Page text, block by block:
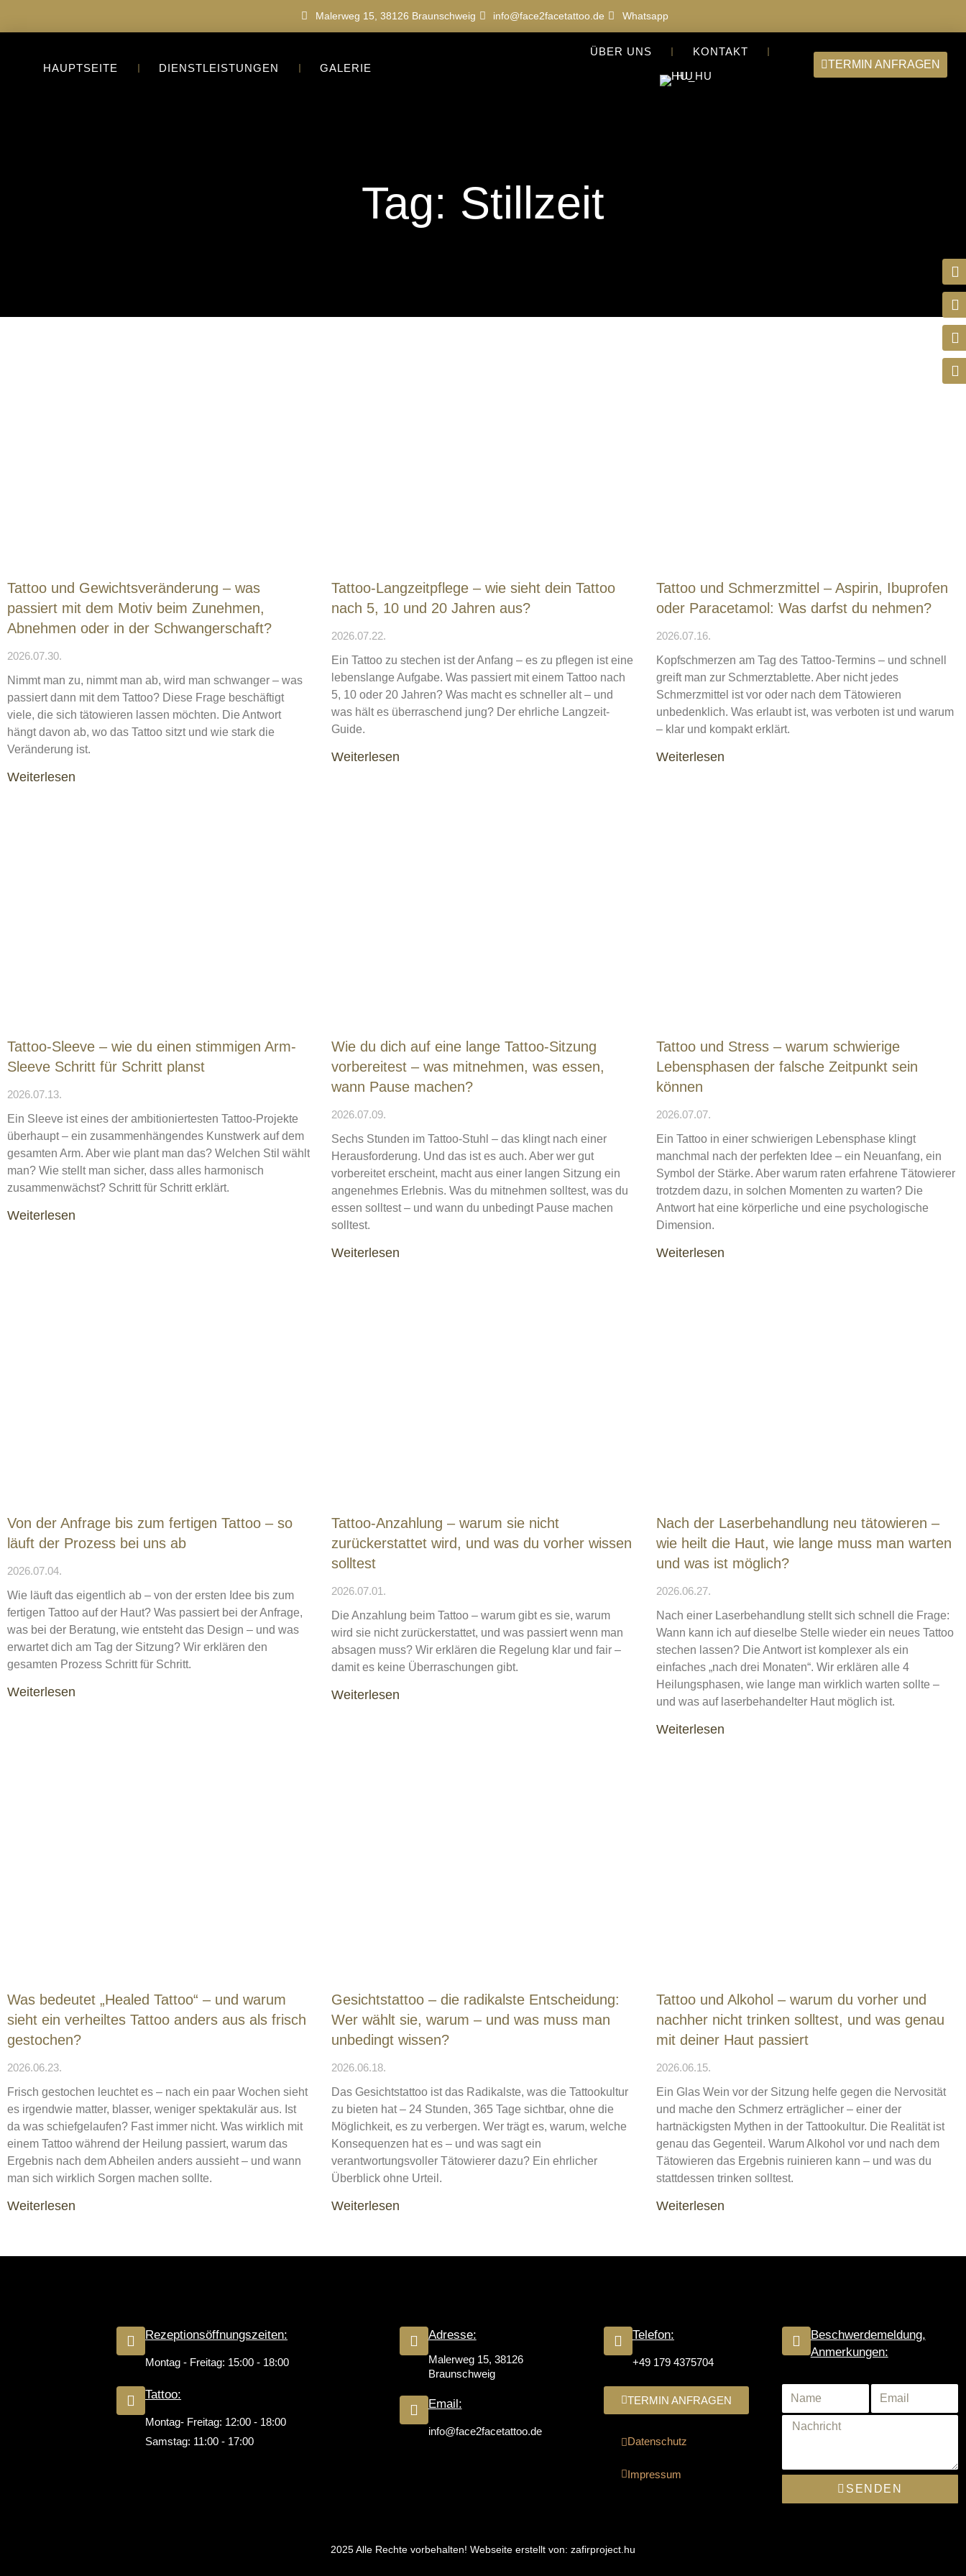
Malerweg 15, 38126 Braunschweig info@face2facetattoo.de Whatsapp
HAUPTSEITE DIENSTLEISTUNGEN GALERIE
ÜBER UNS
KONTAKT
HU
TERMIN ANFRAGEN
Tag: Stillzeit
Tattoo und Gewichtsveränderung – was
passiert mit dem Motiv beim Zunehmen,
Abnehmen oder in der Schwangerschaft?
2026.07.30.
Nimmt man zu, nimmt man ab, wird man schwanger – was
passiert dann mit dem Tattoo? Diese Frage beschäftigt
viele, die sich tätowieren lassen möchten. Die Antwort
hängt davon ab, wo das Tattoo sitzt und wie stark die
Veränderung ist.
Weiterlesen
Tattoo-Langzeitpflege – wie sieht dein Tattoo
nach 5, 10 und 20 Jahren aus?
2026.07.22.
Ein Tattoo zu stechen ist der Anfang – es zu pflegen ist eine
lebenslange Aufgabe. Was passiert mit einem Tattoo nach
5, 10 oder 20 Jahren? Was macht es schneller alt – und
was hält es überraschend jung? Der ehrliche Langzeit-
Guide.
Weiterlesen
Tattoo und Schmerzmittel – Aspirin, Ibuprofen
oder Paracetamol: Was darfst du nehmen?
2026.07.16.
Kopfschmerzen am Tag des Tattoo-Termins – und schnell
greift man zur Schmerztablette. Aber nicht jedes
Schmerzmittel ist vor oder nach dem Tätowieren
unbedenklich. Was erlaubt ist, was verboten ist und warum
– klar und kompakt erklärt.
Weiterlesen
Tattoo-Sleeve – wie du einen stimmigen Arm-
Sleeve Schritt für Schritt planst
2026.07.13.
Ein Sleeve ist eines der ambitioniertesten Tattoo-Projekte
überhaupt – ein zusammenhängendes Kunstwerk auf dem
gesamten Arm. Aber wie plant man das? Welchen Stil wählt
man? Wie stellt man sicher, dass alles harmonisch
zusammenwächst? Schritt für Schritt erklärt.
Weiterlesen
Wie du dich auf eine lange Tattoo-Sitzung
vorbereitest – was mitnehmen, was essen,
wann Pause machen?
2026.07.09.
Sechs Stunden im Tattoo-Stuhl – das klingt nach einer
Herausforderung. Und das ist es auch. Aber wer gut
vorbereitet erscheint, macht aus einer langen Sitzung ein
angenehmes Erlebnis. Was du mitnehmen solltest, was du
essen solltest – und wann du unbedingt Pause machen
solltest.
Weiterlesen
Tattoo und Stress – warum schwierige
Lebensphasen der falsche Zeitpunkt sein
können
2026.07.07.
Ein Tattoo in einer schwierigen Lebensphase klingt
manchmal nach der perfekten Idee – ein Neuanfang, ein
Symbol der Stärke. Aber warum raten erfahrene Tätowierer
trotzdem dazu, in solchen Momenten zu warten? Die
Antwort hat eine körperliche und eine psychologische
Dimension.
Weiterlesen
Von der Anfrage bis zum fertigen Tattoo – so
läuft der Prozess bei uns ab
2026.07.04.
Wie läuft das eigentlich ab – von der ersten Idee bis zum
fertigen Tattoo auf der Haut? Was passiert bei der Anfrage,
was bei der Beratung, wie entsteht das Design – und was
erwartet dich am Tag der Sitzung? Wir erklären den
gesamten Prozess Schritt für Schritt.
Weiterlesen
Tattoo-Anzahlung – warum sie nicht
zurückerstattet wird, und was du vorher wissen
solltest
2026.07.01.
Die Anzahlung beim Tattoo – warum gibt es sie, warum
wird sie nicht zurückerstattet, und was passiert wenn man
absagen muss? Wir erklären die Regelung klar und fair –
damit es keine Überraschungen gibt.
Weiterlesen
Nach der Laserbehandlung neu tätowieren –
wie heilt die Haut, wie lange muss man warten
und was ist möglich?
2026.06.27.
Nach einer Laserbehandlung stellt sich schnell die Frage:
Wann kann ich auf dieselbe Stelle wieder ein neues Tattoo
stechen lassen? Die Antwort ist komplexer als ein
einfaches „nach drei Monaten“. Wir erklären alle 4
Heilungsphasen, wie lange man wirklich warten sollte –
und was auf laserbehandelter Haut möglich ist.
Weiterlesen
Was bedeutet „Healed Tattoo“ – und warum
sieht ein verheiltes Tattoo anders aus als frisch
gestochen?
2026.06.23.
Frisch gestochen leuchtet es – nach ein paar Wochen sieht
es irgendwie matter, blasser, weniger spektakulär aus. Ist
da was schiefgelaufen? Fast immer nicht. Was wirklich mit
einem Tattoo während der Heilung passiert, warum das
Ergebnis nach dem Abheilen anders aussieht – und wann
man sich wirklich Sorgen machen sollte.
Weiterlesen
Gesichtstattoo – die radikalste Entscheidung:
Wer wählt sie, warum – und was muss man
unbedingt wissen?
2026.06.18.
Das Gesichtstattoo ist das Radikalste, was die Tattookultur
zu bieten hat – 24 Stunden, 365 Tage sichtbar, ohne die
Möglichkeit, es zu verbergen. Wer trägt es, warum, welche
Konsequenzen hat es – und was sagt ein
verantwortungsvoller Tätowierer dazu? Ein ehrlicher
Überblick ohne Urteil.
Weiterlesen
Tattoo und Alkohol – warum du vorher und
nachher nicht trinken solltest, und was genau
mit deiner Haut passiert
2026.06.15.
Ein Glas Wein vor der Sitzung helfe gegen die Nervosität
und mache den Schmerz erträglicher – einer der
hartnäckigsten Mythen in der Tattookultur. Die Realität ist
genau das Gegenteil. Warum Alkohol vor und nach dem
Tätowieren das Ergebnis ruinieren kann – und was du
stattdessen trinken solltest.
Weiterlesen
Rezeptionsöffnungszeiten:
Montag - Freitag: 15:00 - 18:00
Tattoo:
Montag- Freitag: 12:00 - 18:00
Samstag: 11:00 - 17:00
Adresse:
Malerweg 15, 38126
Braunschweig
Email:
info@face2facetattoo.de
Telefon:
+49 179 4375704
TERMIN ANFRAGEN
Datenschutz
Impressum
Beschwerdemeldung,
Anmerkungen:
SENDEN
2025 Alle Rechte vorbehalten! Webseite erstellt von: zafirproject.hu